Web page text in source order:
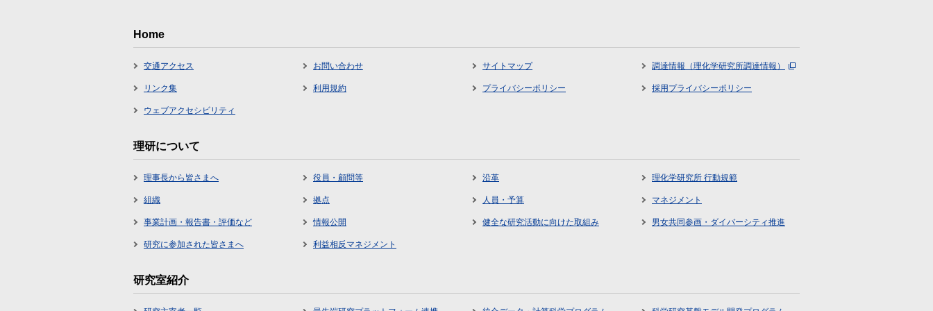
Home
交通アクセス お問い合わせ サイトマップ 調達情報（理化学研究所調達情報）
リンク集 利用規約 プライバシーポリシー 採用プライバシーポリシー
ウェブアクセシビリティ
理研について
理事長から皆さまへ 役員・顧問等 沿革 理化学研究所 行動規範
組織 拠点 人員・予算 マネジメント
事業計画・報告書・評価など 情報公開 健全な研究活動に向けた取組み 男女共同参画・ダイバーシティ推進
研究に参加された皆さまへ 利益相反マネジメント
研究室紹介